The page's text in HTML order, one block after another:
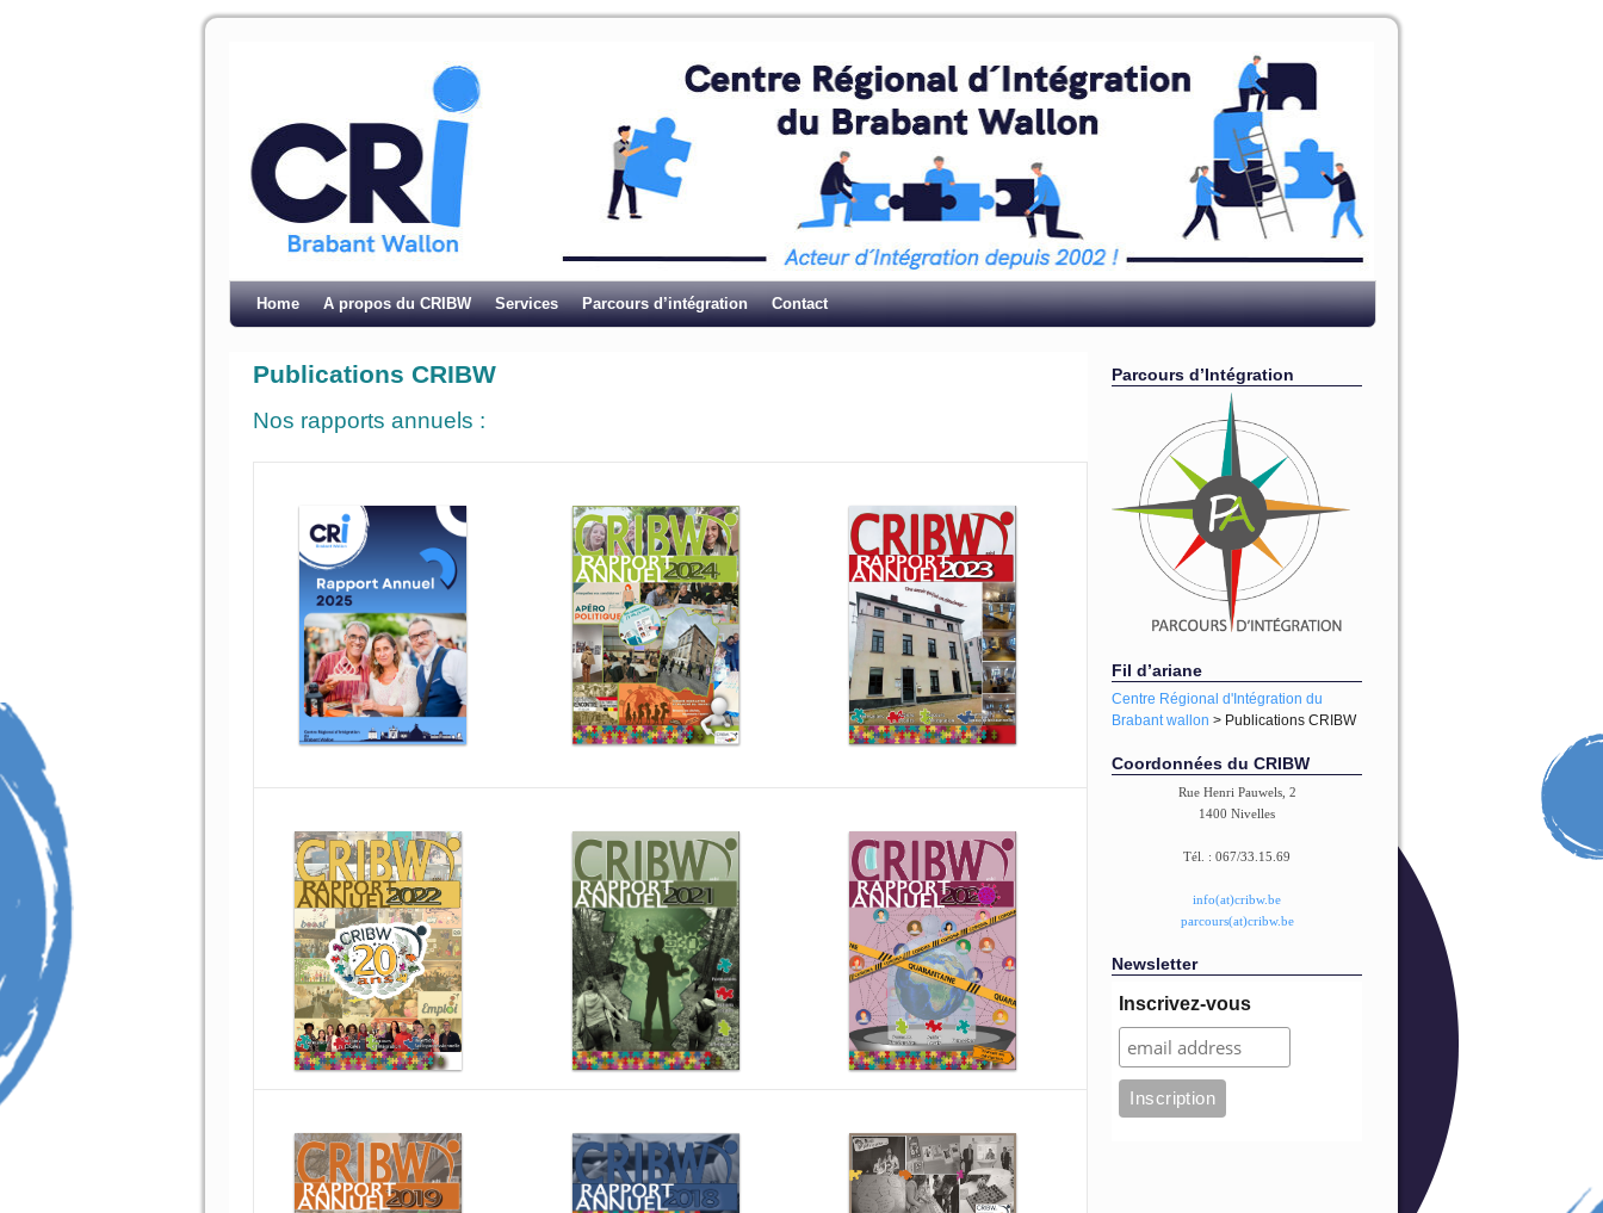
Home A propos du CRIBW Services Parcours d’intégration Contact
Publications CRIBW
Nos rapports annuels :
Parcours d’Intégration
Fil d’ariane
Centre Régional d'Intégration du
Brabant wallon > Publications CRIBW
Coordonnées du CRIBW
Rue Henri Pauwels, 2
1400 Nivelles
Tél. : 067/33.15.69
info(at)cribw.be
parcours(at)cribw.be
Newsletter
Inscrivez-vous